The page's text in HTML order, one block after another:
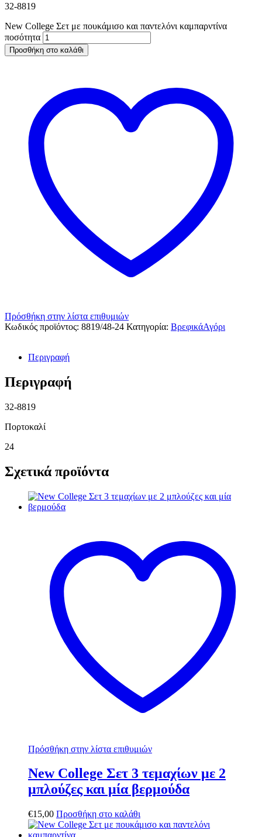
32-8819
New College Σετ με πουκάμισο και παντελόνι καμπαρντίνα
ποσότητα
Προσθήκη στο καλάθι
Πρόσθήκη στην λίστα επιθυμιών
Κωδικός προϊόντος: 8819/48-24 Κατηγορία: ΒρεφικάΑγόρι
Περιγραφή
Περιγραφή
32-8819
Πορτοκαλί
24
Σχετικά προϊόντα
Πρόσθήκη στην λίστα επιθυμιών
New College Σετ 3 τεμαχίων με 2
μπλούζες και μία βερμούδα
€15,00 Προσθήκη στο καλάθι